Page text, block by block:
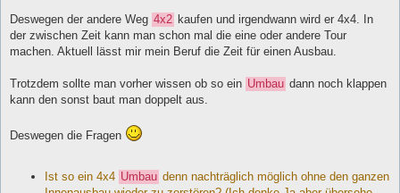
Deswegen der andere Weg 4x2 kaufen und irgendwann wird er 4x4. In
der zwischen Zeit kann man schon mal die eine oder andere Tour
machen. Aktuell lässt mir mein Beruf die Zeit für einen Ausbau.
Trotzdem sollte man vorher wissen ob so ein Umbau dann noch klappen
kann den sonst baut man doppelt aus.
Deswegen die Fragen
Ist so ein 4x4 Umbau denn nachträglich möglich ohne den ganzen